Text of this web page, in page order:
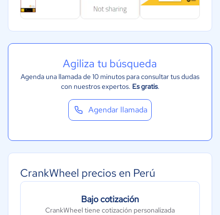
Agiliza tu búsqueda
Agenda una llamada de 10 minutos para consultar tus dudas
con nuestros expertos. Es gratis.
Agendar llamada
CrankWheel precios en Perú
Bajo cotización
CrankWheel tiene cotización personalizada